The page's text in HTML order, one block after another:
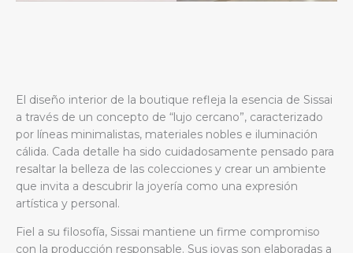
El diseño interior de la boutique refleja la esencia de Sissai
a través de un concepto de “lujo cercano”, caracterizado
por líneas minimalistas, materiales nobles e iluminación
cálida. Cada detalle ha sido cuidadosamente pensado para
resaltar la belleza de las colecciones y crear un ambiente
que invita a descubrir la joyería como una expresión
artística y personal.
Fiel a su filosofía, Sissai mantiene un firme compromiso
con la producción responsable. Sus joyas son elaboradas a